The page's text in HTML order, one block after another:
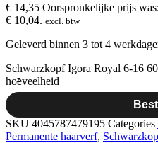
€14,35 Oorspronkelijke prijs
€ 10,04. excl. btw
Geleverd binnen 3 tot 4
-
Schwarzkopf Igora Royal 6-16
hoeveelheid
SKU 4045787479195 Categories
Permanente haarverf,